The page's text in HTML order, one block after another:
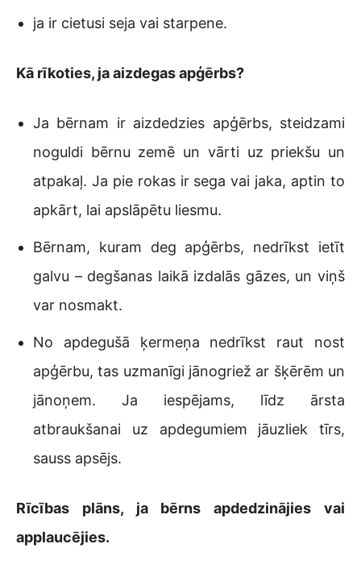
ja ir cietusi seja vai starpene.
Kā rīkoties, ja aizdegas apģērbs?
Ja bērnam ir aizdedzies apģērbs, steidzami
noguldi bērnu zemē un vārti uz priekšu un
atpakaļ. Ja pie rokas ir sega vai jaka, aptin to
apkārt, lai apslāpētu liesmu.
Bērnam, kuram deg apģērbs, nedrīkst ietīt
galvu – degšanas laikā izdalās gāzes, un viņš
var nosmakt.
No apdegušā ķermeņa nedrīkst raut nost
apģērbu, tas uzmanīgi jānogriež ar šķērēm un
jānoņem. Ja iespējams, līdz ārsta
atbraukšanai uz apdegumiem jāuzliek tīrs,
sauss apsējs.
Rīcības plāns, ja bērns apdedzinājies vai
applaucējies.